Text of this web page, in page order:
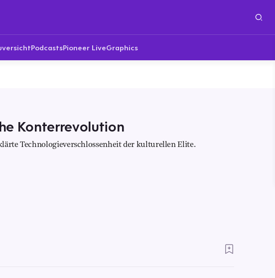
PodcastsPioneer LiveGraphics
Konterrevolution
Technologieverschlossenheit der kulturellen Elite.